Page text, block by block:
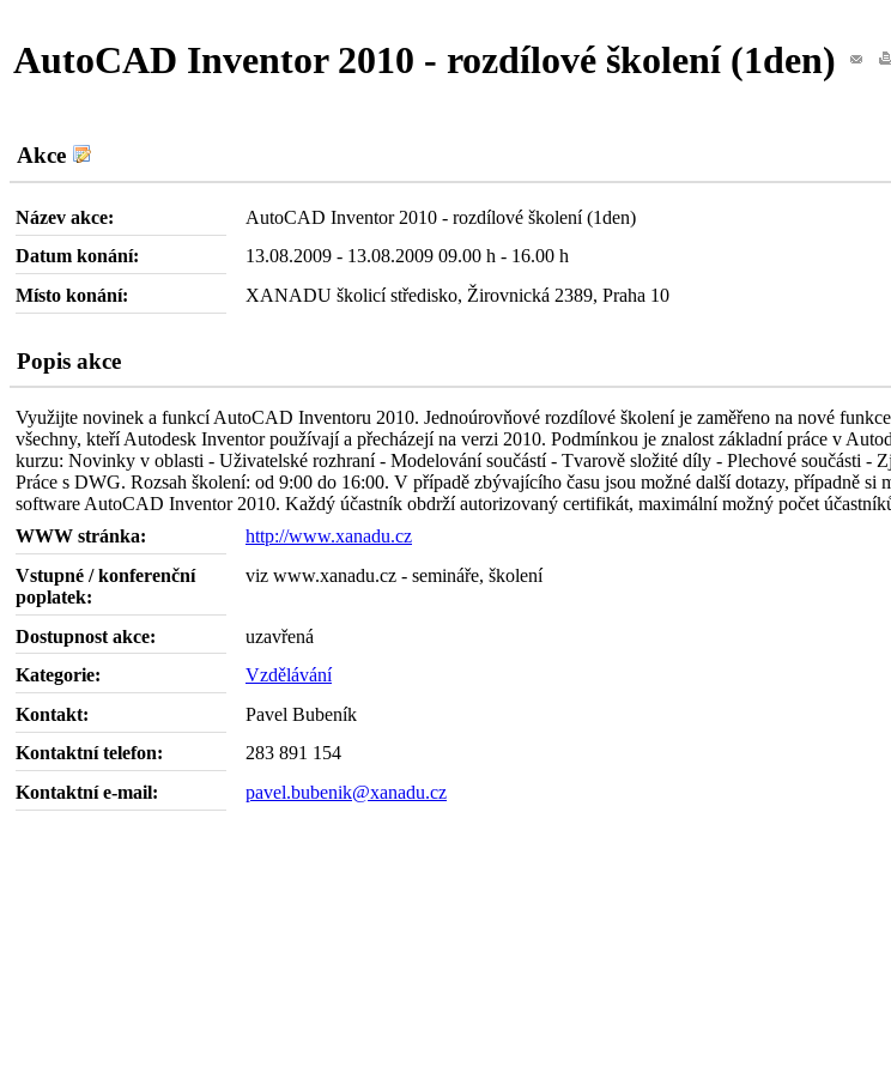
AutoCAD Inventor 2010 - rozdílové školení (1den)
Akce
Název akce:
AutoCAD Inventor 2010 - rozdílové školení (1den)
Datum konání:
13.08.2009 - 13.08.2009 09.00 h - 16.00 h
Místo konání:
XANADU školicí středisko, Žirovnická 2389, Praha 10
Popis akce
Využijte novinek a funkcí AutoCAD Inventoru 2010. Jednoúrovňové rozdílové školení je zaměřeno na nové
všechny, kteří Autodesk Inventor používají a přecházejí na verzi 2010. Podmínkou je znalost základní práce v
kurzu: Novinky v oblasti - Uživatelské rozhraní - Modelování součástí - Tvarově složité díly - Plechové součásti -
Práce s DWG. Rozsah školení: od 9:00 do 16:00. V případě zbývajícího času jsou možné další dotazy, případně
software AutoCAD Inventor 2010. Každý účastník obdrží autorizovaný certifikát, maximální možný počet
WWW stránka:
http://www.xanadu.cz
Vstupné / konferenční
poplatek:
viz www.xanadu.cz - semináře, školení
Dostupnost akce:
uzavřená
Kategorie:
Vzdělávání
Kontakt:
Pavel Bubeník
Kontaktní telefon:
283 891 154
Kontaktní e-mail:
pavel.bubenik@xanadu.cz